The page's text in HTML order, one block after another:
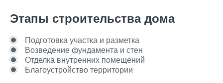
Этапы строительства дома
Подготовка участка и разметка
Возведение фундамента и стен
Отделка внутренних помещений
Благоустройство территории